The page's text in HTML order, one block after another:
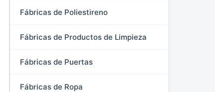
Fábricas de Poliestireno
Fábricas de Productos de Limpieza
Fábricas de Puertas
Fábricas de Ropa